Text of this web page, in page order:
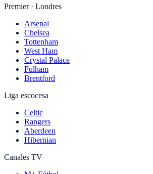
Premier · Londres
Arsenal
Chelsea
Tottenham
West Ham
Crystal Palace
Fulham
Brentford
Liga escocesa
Celtic
Rangers
Aberdeen
Hibernian
Canales TV